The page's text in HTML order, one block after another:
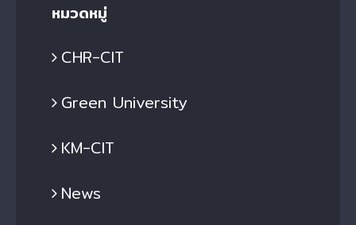
หมวดหมู่
CHR-CIT
Green University
KM-CIT
News